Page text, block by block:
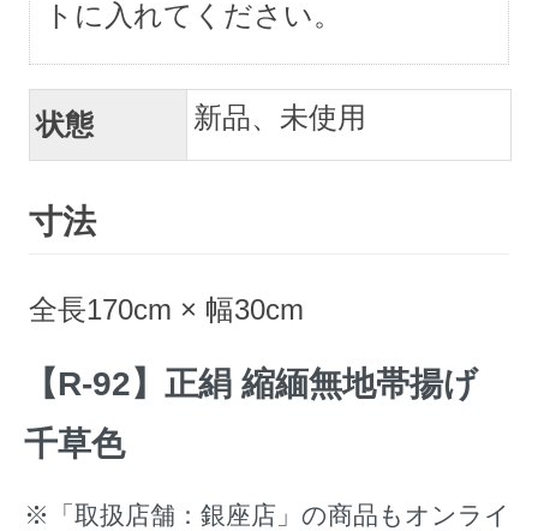
トに入れてください。
状態 新品、未使用
寸法
全長170cm × 幅30cm
【R-92】正絹 縮緬無地帯揚げ
千草色
※「取扱店舗：銀座店」の商品もオンライ